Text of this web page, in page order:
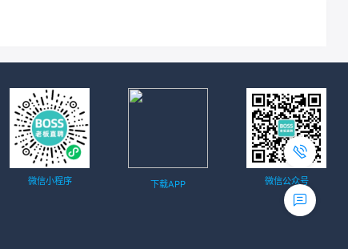
微信小程序 下载APP 微信公众号